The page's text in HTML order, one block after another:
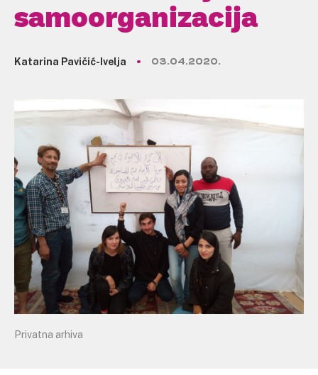
samoorganizacija
Katarina Pavičić-Ivelja 03.04.2020.
Privatna arhiva